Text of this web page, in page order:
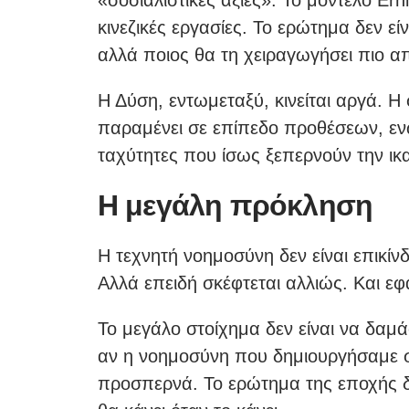
κινεζικές εργασίες. Το ερώτημα δεν
αλλά ποιος θα τη χειραγωγήσει πιο
Η Δύση, εντωμεταξύ, κινείται αργά.
παραμένει σε επίπεδο προθέσεων,
ταχύτητες που ίσως ξεπερνούν την
Η μεγάλη πρόκληση
Η τεχνητή νοημοσύνη δεν είναι
Αλλά επειδή σκέφτεται αλλιώς. Και
Το μεγάλο στοίχημα δεν είναι να
αν η νοημοσύνη που δημιουργήσαμε
προσπερνά. Το ερώτημα της εποχής